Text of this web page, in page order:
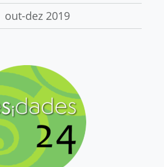
out-dez 2019